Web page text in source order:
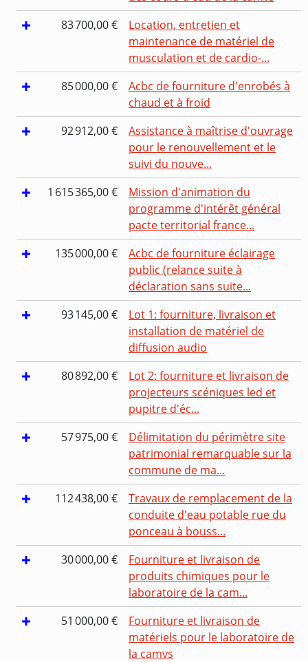
83 700,00 €
Location, entretien et
maintenance de matériel de
musculation et de cardio-...
85 000,00 €
Acbc de fourniture d'enrobés à
chaud et à froid
92 912,00 €
Assistance à maîtrise d'ouvrage
pour le renouvellement et le
suivi du nouve...
1 615 365,00 €
Mission d'animation du
programme d'intérêt général
pacte territorial france...
135 000,00 €
Acbc de fourniture éclairage
public (relance suite à
déclaration sans suite...
93 145,00 €
Lot 1: fourniture, livraison et
installation de matériel de
diffusion audio
80 892,00 €
Lot 2: fourniture et livraison de
projecteurs scéniques led et
pupitre d'éc...
57 975,00 €
Délimitation du périmètre site
patrimonial remarquable sur la
commune de ma...
112 438,00 €
Travaux de remplacement de la
conduite d'eau potable rue du
ponceau à bouss...
30 000,00 €
Fourniture et livraison de
produits chimiques pour le
laboratoire de la cam...
51 000,00 €
Fourniture et livraison de
matériels pour le laboratoire de
la camvs